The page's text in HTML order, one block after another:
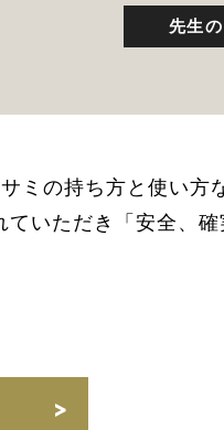
先生
ミの持ち方と使い方
いただき「安全、